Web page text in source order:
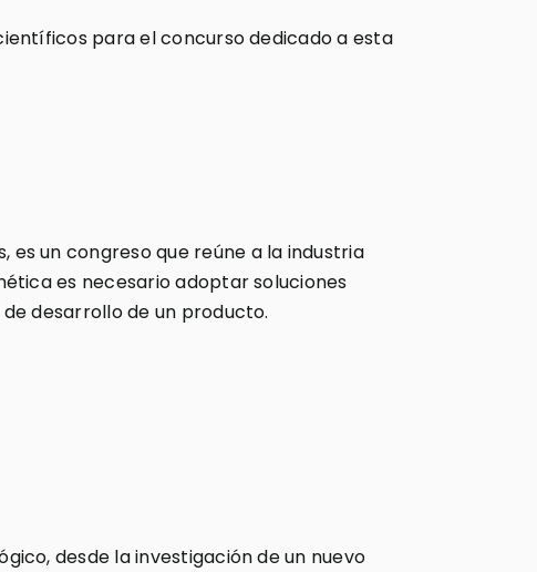
para el concurso dedicado a esta
un congreso que reúne a la industria
es necesario adoptar soluciones
desarrollo de un producto.
desde la investigación de un nuevo